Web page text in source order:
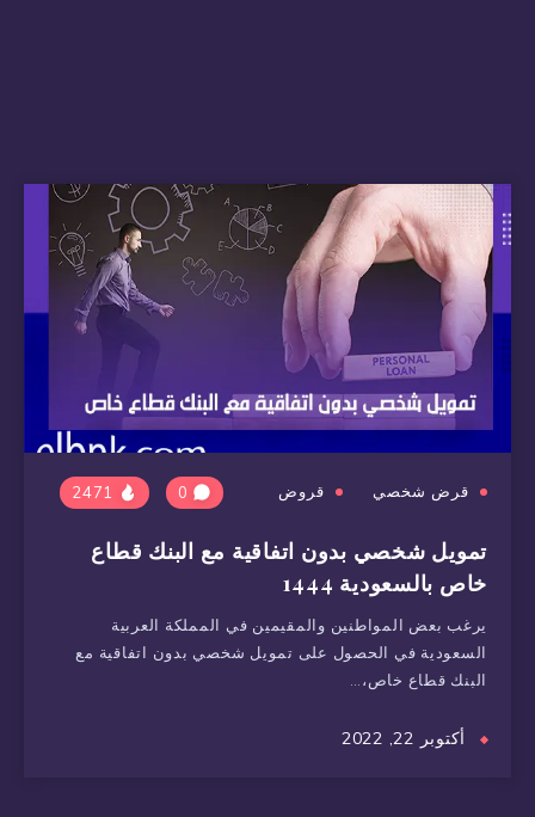
قرض شخصي قروض 0
تمويل شخصي بدون اتفاقية مع البنك قطاع
خاص بالسعودية 1444
يرغب بعض المواطنين والمقيمين في المملكة العربية
السعودية في الحصول على تمويل شخصي بدون اتفاقية مع
البنك قطاع خاص،…
أكتوبر 22, 2022